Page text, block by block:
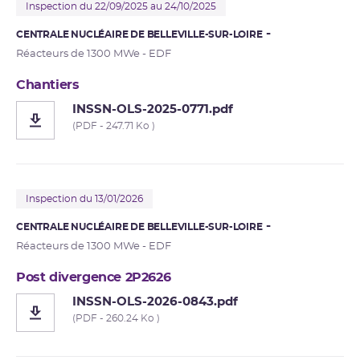
Inspection du 22/09/2025 au 24/10/2025
CENTRALE NUCLÉAIRE DE BELLEVILLE-SUR-LOIRE
Réacteurs de 1300 MWe - EDF
Chantiers
INSSN-OLS-2025-0771.pdf
(PDF - 247.71 Ko )
Inspection du 13/01/2026
CENTRALE NUCLÉAIRE DE BELLEVILLE-SUR-LOIRE
Réacteurs de 1300 MWe - EDF
Post divergence 2P2626
INSSN-OLS-2026-0843.pdf
(PDF - 260.24 Ko )